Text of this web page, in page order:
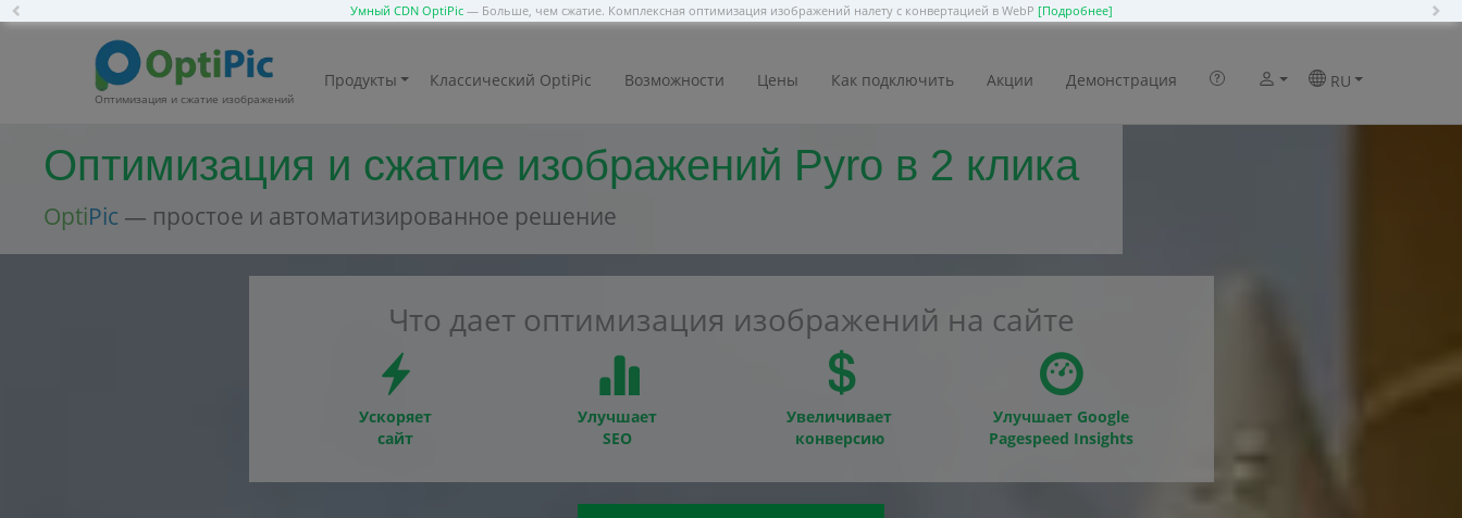
Умный CDN OptiPic— Больше, чем сжатие. Комплексная оптимизация изображений налету с конвертацией в WebP [Подробнее]
Оптимизация и сжатие изображений
Продукты Классический OptiPic Возможности Цены Как подключить Акции Демонстрация RU
Оптимизация и сжатие изображений Pyro в 2 клика
OptiPic — простое и автоматизированное решение
Что дает оптимизация изображений на сайте
Ускоряет
сайт
Улучшает
SEO
Увеличивает
конверсию
Улучшает Google
Pagespeed Insights